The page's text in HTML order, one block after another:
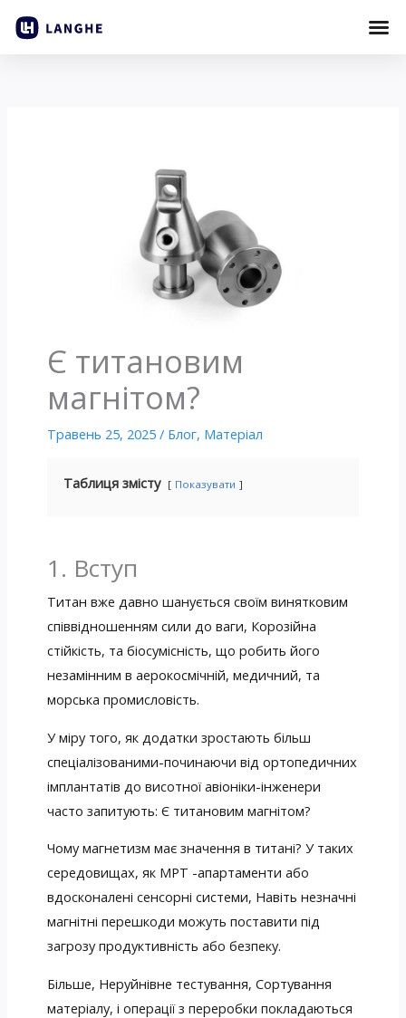
вміст
Є титановим
магнітом?
Травень 25, 2025 / Блог, Матеріал
Таблиця змісту Показувати
1. Вступ
Титан вже давно шанується своїм винятковим
співвідношенням сили до ваги, Корозійна
стійкість, та біосумісність, що робить його
незамінним в аерокосмічній, медичний, та
морська промисловість.
У міру того, як додатки зростають більш
спеціалізованими-починаючи від ортопедичних
імплантатів до висотної авіоніки-інженери
часто запитують: Є титановим магнітом?
Чому магнетизм має значення в титані? У таких
середовищах, як МРТ -апартаменти або
вдосконалені сенсорні системи, Навіть незначні
магнітні перешкоди можуть поставити під
загрозу продуктивність або безпеку.
Більше, Неруйнівне тестування, Сортування
матеріалу, і операції з переробки покладаються